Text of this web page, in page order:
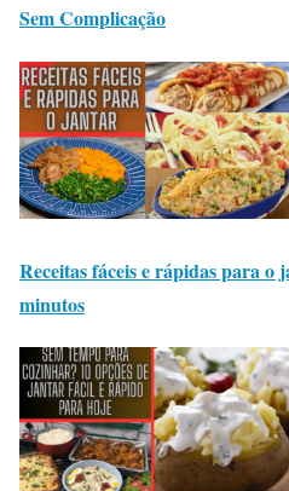
Sem Complicação
Receitas fáceis e rápidas para o
minutos